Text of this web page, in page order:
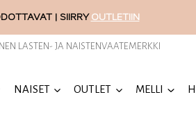
| SIIRRYOUTLETIIN
LASTEN- JA NAISTENVAATEMERKKI
NAISET OUTLET MELLI